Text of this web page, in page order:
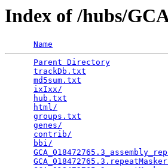
Index of /hubs/
Name
Parent Directory
trackDb.txt
md5sum.txt
ixIxx/
hub.txt
html/
groups.txt
genes/
contrib/
bbi/